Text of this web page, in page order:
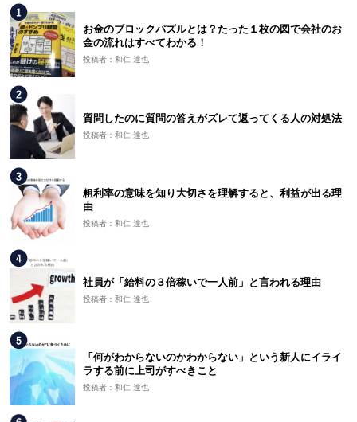
お金のブロックパズルとは？たった１枚の図で会社のお
金の流れはすべてわかる！
投稿者：和仁 達也
質問したのに質問の答えがズレて返ってくる人の対処法
投稿者：和仁 達也
粗利率の意味を知り大切さを理解すると、利益が出る理
由
投稿者：和仁 達也
社員が「給料の３倍稼いで一人前」と言われる理由
投稿者：和仁 達也
「何がわからないのかわからない」という新人にイライ
ラする前に上司がすべきこと
投稿者：和仁 達也